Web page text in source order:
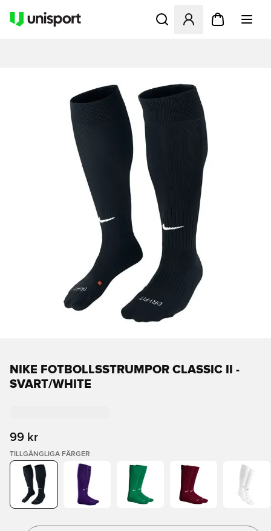
Öppnar en Modal för att
NIKE FOTBOLLSSTRUMPOR CLASSIC II -
SVART/WHITE
99 kr
TILLGÄNGLIGA FÄRGER